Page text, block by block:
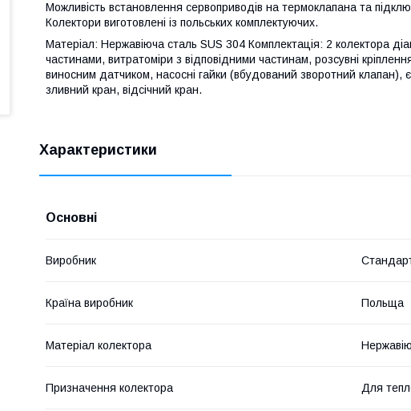
Можливість встановлення сервоприводів на термоклапана та
Колектори виготовлені із польських комплектуючих.
Матеріал: Нержавіюча сталь SUS 304 Комплектація: 2 колектора
частинами, витратоміри з відповідними частинам, розсувні
виносним датчиком, насосні гайки (вбудований зворотний клапан),
зливний кран, відсічний кран.
Характеристики
Основні
Виробник
Країна виробник Польща
Матеріал колектора
Призначення колектора Для